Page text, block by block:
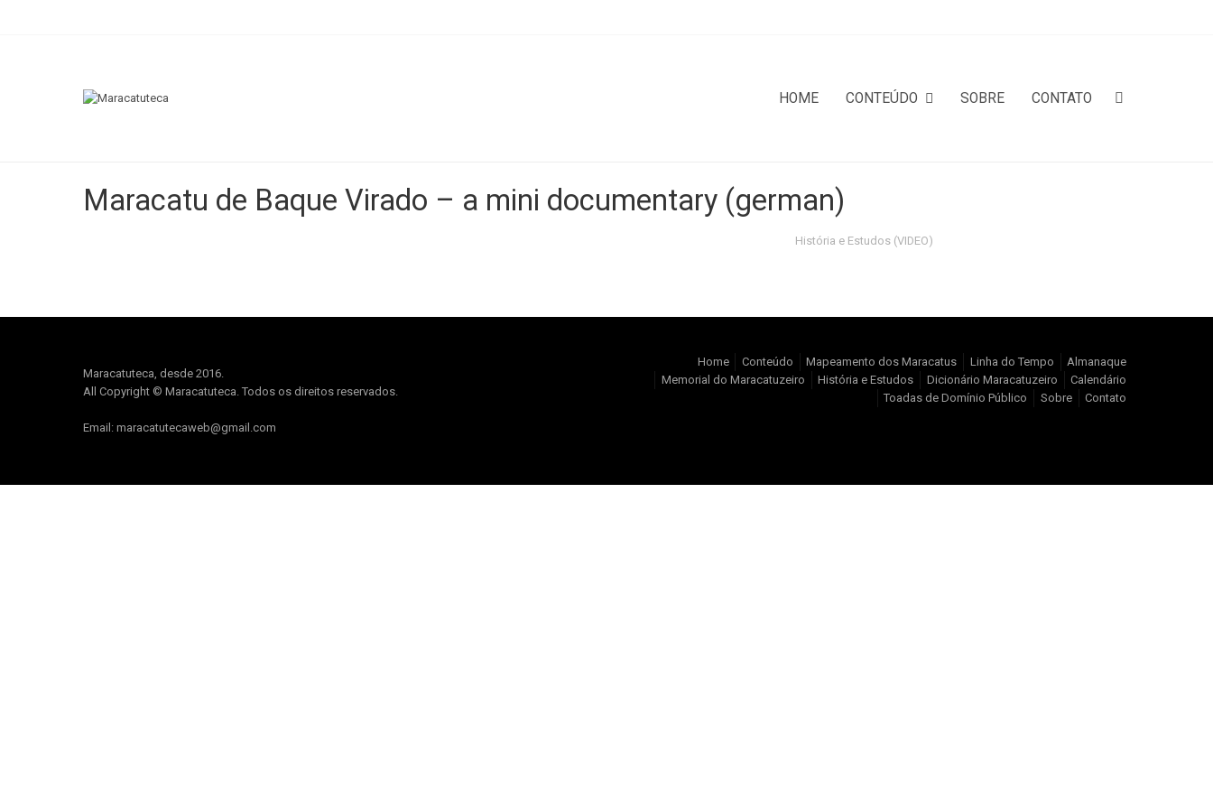
HOME CONTEÚDO SOBRE CONTATO
Maracatu de Baque Virado – a mini documentary (german)
História e Estudos (VIDEO)
Home Conteúdo Mapeamento dos Maracatus Linha do Tempo
Almanaque
Memorial do Maracatuzeiro
História e Estudos Dicionário Maracatuzeiro
Calendário
Toadas de Domínio Público
Sobre Contato
Maracatuteca, desde 2016.
All Copyright © Maracatuteca. Todos os direitos reservados.
Email: maracatutecaweb@gmail.com